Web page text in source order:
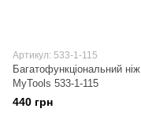
Артикул: 533-1-115
Багатофункціональний ніж
MyTools 533-1-115
440 грн